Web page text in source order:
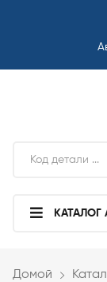
КАТАЛОГ
Домой